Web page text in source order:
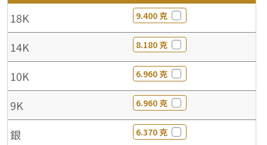
18K 9.400 克
14K 8.180 克
10K 6.960 克
9K 6.960 克
銀 6.370 克